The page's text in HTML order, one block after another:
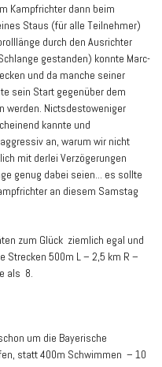
Kampfrichter dann beim
Staus (für alle Teilnehmer)
durch den Ausrichter
gestanden) konnte Marc-
und da manche seiner
sein Start gegenüber dem
werden. Nictsdestoweniger
kannte und
an, warum wir nicht
mit derlei Verzögerungen
genug dabei seien... es sollte
an diesem Samstag
zum Glück ziemlich egal und
Strecken 500m L – 2,5 km R –
als 8.
um die Bayerische
statt 400m Schwimmen – 10